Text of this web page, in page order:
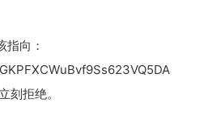
指向：
刻拒绝。